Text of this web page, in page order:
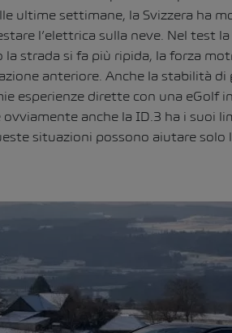
ultime settimane, la Svizzera ha
l’elettrica sulla neve. Nel test
strada si fa più ripida, la forza
anteriore. Anche la stabilità di
esperienze dirette con una eGolf
anche la ID.3 ha i suoi
situazioni possono aiutare solo